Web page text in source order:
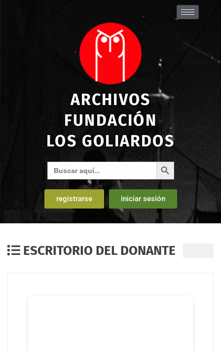
ARCHIVOS
FUNDACIÓN
LOS GOLIARDOS
Buscar: Botón de búsqueda
registrarse iniciar sesión
ESCRITORIO DEL DONANTE